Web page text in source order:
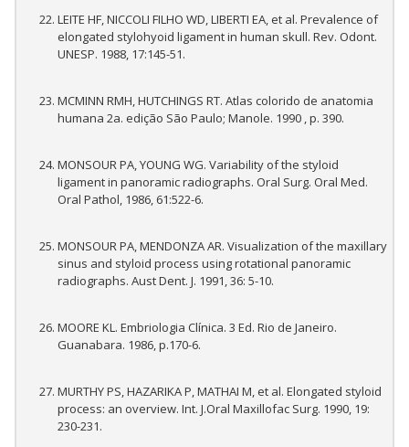
LEITE HF, NICCOLI FILHO WD, LIBERTI EA, et al. Prevalence of
elongated stylohyoid ligament in human skull. Rev. Odont.
UNESP. 1988, 17:145-51.
MCMINN RMH, HUTCHINGS RT. Atlas colorido de anatomia
humana 2a. edição São Paulo; Manole. 1990 , p. 390.
MONSOUR PA, YOUNG WG. Variability of the styloid
ligament in panoramic radiographs. Oral Surg. Oral Med.
Oral Pathol, 1986, 61:522-6.
MONSOUR PA, MENDONZA AR. Visualization of the maxillary
sinus and styloid process using rotational panoramic
radiographs. Aust Dent. J. 1991, 36: 5-10.
MOORE KL. Embriologia Clínica. 3 Ed. Rio de Janeiro.
Guanabara. 1986, p.170-6.
MURTHY PS, HAZARIKA P, MATHAI M, et al. Elongated styloid
process: an overview. Int. J.Oral Maxillofac Surg. 1990, 19:
230-231.